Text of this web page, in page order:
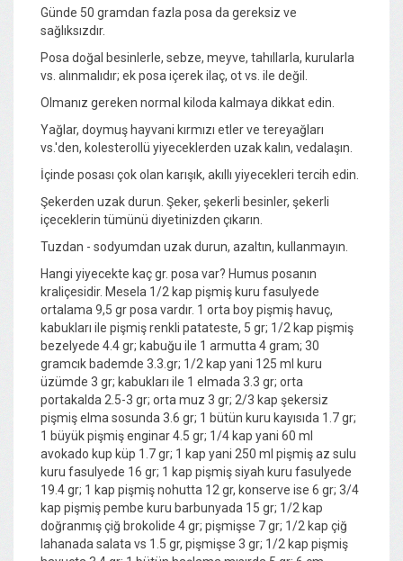
Günde 50 gramdan fazla posa da gereksiz ve
sağlıksızdır.
Posa doğal besinlerle, sebze, meyve, tahıllarla, kurularla
vs. alınmalıdır; ek posa içerek ilaç, ot vs. ile değil.
Olmanız gereken normal kiloda kalmaya dikkat edin.
Yağlar, doymuş hayvani kırmızı etler ve tereyağları
vs.'den, kolesterollü yiyeceklerden uzak kalın, vedalaşın.
İçinde posası çok olan karışık, akıllı yiyecekleri tercih edin.
Şekerden uzak durun. Şeker, şekerli besinler, şekerli
içeceklerin tümünü diyetinizden çıkarın.
Tuzdan - sodyumdan uzak durun, azaltın, kullanmayın.
Hangi yiyecekte kaç gr. posa var? Humus posanın
kraliçesidir. Mesela 1/2 kap pişmiş kuru fasulyede
ortalama 9,5 gr posa vardır. 1 orta boy pişmiş havuç,
kabukları ile pişmiş renkli patateste, 5 gr; 1/2 kap pişmiş
bezelyede 4.4 gr; kabuğu ile 1 armutta 4 gram; 30
gramcık bademde 3.3.gr; 1/2 kap yani 125 ml kuru
üzümde 3 gr; kabukları ile 1 elmada 3.3 gr; orta
portakalda 2.5-3 gr; orta muz 3 gr; 2/3 kap şekersiz
pişmiş elma sosunda 3.6 gr; 1 bütün kuru kayısıda 1.7 gr;
1 büyük pişmiş enginar 4.5 gr; 1/4 kap yani 60 ml
avokado kup küp 1.7 gr; 1 kap yani 250 ml pişmiş az sulu
kuru fasulyede 16 gr; 1 kap pişmiş siyah kuru fasulyede
19.4 gr; 1 kap pişmiş nohutta 12 gr, konserve ise 6 gr; 3/4
kap pişmiş pembe kuru barbunyada 15 gr; 1/2 kap
doğranmış çiğ brokolide 4 gr; pişmişse 7 gr; 1/2 kap çiğ
lahanada salata vs 1.5 gr, pişmişse 3 gr; 1/2 kap pişmiş